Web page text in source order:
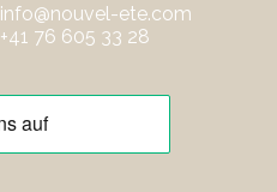
info@nouvel-ete.com
‭+41 76 605 33 28
EUR